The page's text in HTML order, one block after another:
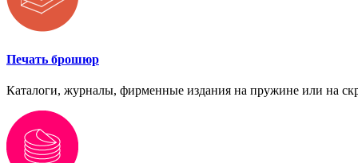
Печать брошюр
Каталоги, журналы, фирменные издания на пружине или на